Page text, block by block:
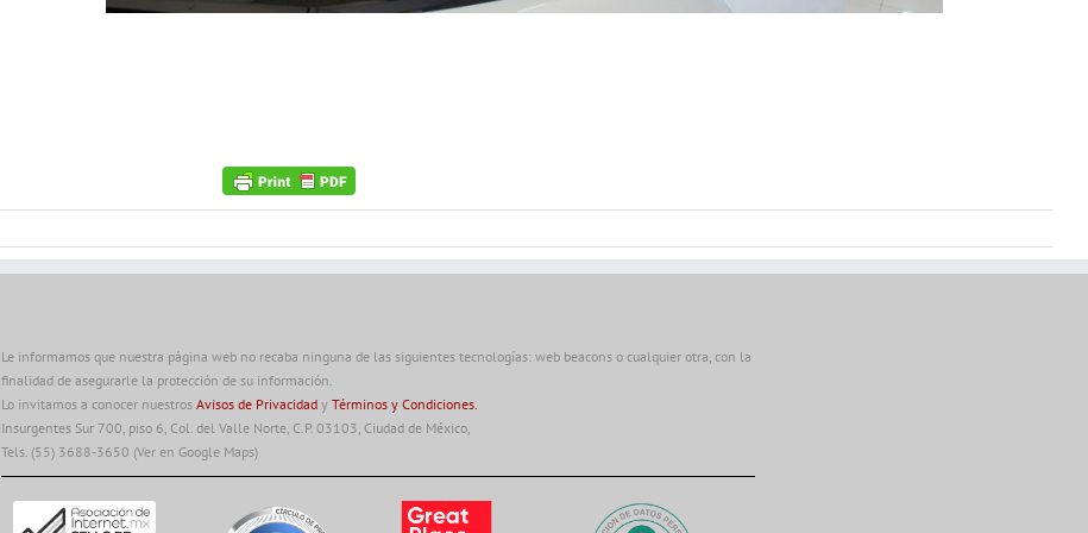
Le informamos que nuestra página web no recaba ninguna de las siguientes tecnologías: web beacons o cualquier otra, con la
finalidad de asegurarle la protección de su información.
Lo invitamos a conocer nuestros Avisos de Privacidad y Términos y Condiciones.
Insurgentes Sur 700, piso 6, Col. del Valle Norte, C.P. 03103, Ciudad de México,
Tels. (55) 3688-3650 (Ver en Google Maps)